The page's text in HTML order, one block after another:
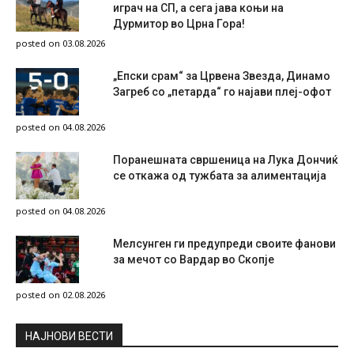
играч на СП, а сега јава коњи на
Дурмитор во Црна Гора!
posted on 03.08.2026
„Епски срам“ за Црвена Звезда, Динамо
Загреб со „петарда“ го најави плеј-офот
posted on 04.08.2026
Поранешната свршеница на Лука Дончиќ
се откажа од тужбата за алиментација
posted on 04.08.2026
Мелсунген ги предупреди своите фанови
за мечот со Вардар во Скопје
posted on 02.08.2026
НAЈНОВИ ВЕСТИ